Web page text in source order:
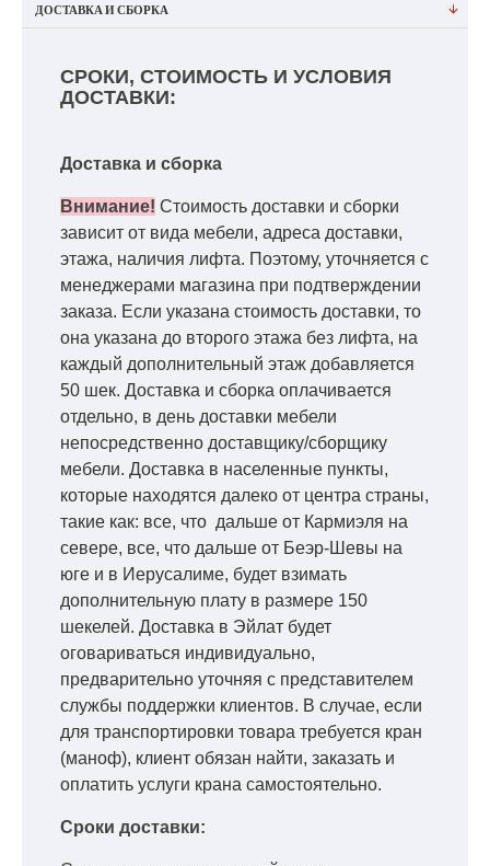
ДОСТАВКА И СБОРКА
СРОКИ, СТОИМОСТЬ И УСЛОВИЯ
ДОСТАВКИ:
Доставка и сборка
Внимание! Стоимость доставки и сборки
зависит от вида мебели, адреса доставки,
этажа, наличия лифта. Поэтому, уточняется с
менеджерами магазина при подтверждении
заказа. Если указана стоимость доставки, то
она указана до второго этажа без лифта, на
каждый дополнительный этаж добавляется
50 шек. Доставка и сборка оплачивается
отдельно, в день доставки мебели
непосредственно доставщику/сборщику
мебели. Доставка в населенные пункты,
которые находятся далеко от центра страны,
такие как: все, что дальше от Кармиэля на
севере, все, что дальше от Беэр-Шевы на
юге и в Иерусалиме, будет взимать
дополнительную плату в размере 150
шекелей. Доставка в Эйлат будет
оговариваться индивидуально,
предварительно уточняя с представителем
службы поддержки клиентов. В случае, если
для транспортировки товара требуется кран
(маноф), клиент обязан найти, заказать и
оплатить услуги крана самостоятельно.
Сроки доставки: